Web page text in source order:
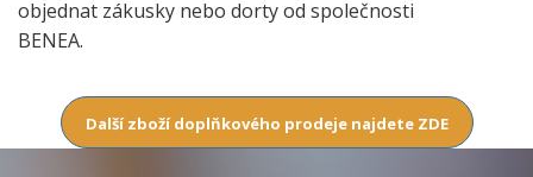
objednat zákusky nebo dorty od společnosti
BENEA.
Další zboží doplňkového prodeje najdete ZDE